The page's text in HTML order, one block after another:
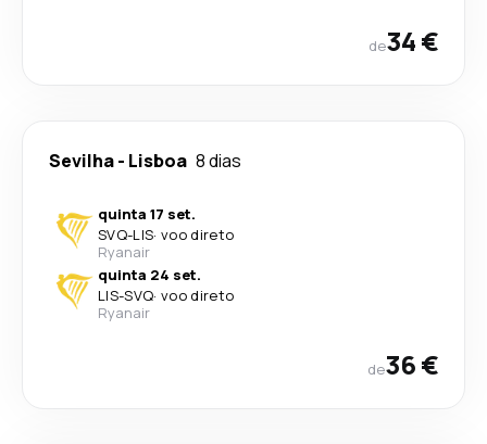
de34 €
Sevilha- Lisboa 8 dias
quinta 17 set.
SVQ-LIS· voo direto
Ryanair
quinta 24 set.
LIS-SVQ· voo direto
Ryanair
de36 €